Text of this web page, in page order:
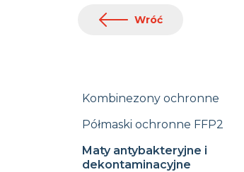
Wróć
Kombinezony ochronne
Półmaski ochronne FFP2
Maty antybakteryjne i
dekontaminacyjne